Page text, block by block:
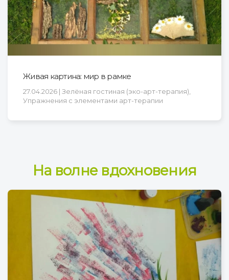
Живая картина: мир в рамке
27.04.2026 | Зелёная гостиная (эко-арт-терапия),
Упражнения с элементами арт-терапии
На волне вдохновения